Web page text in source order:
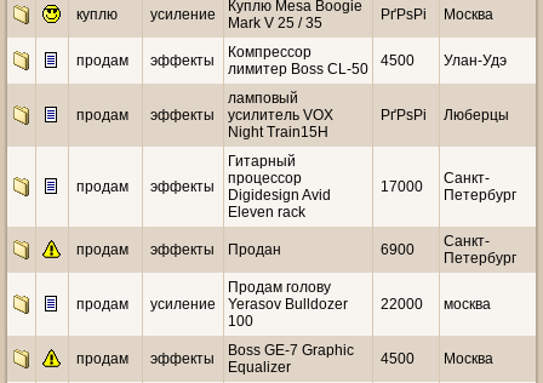
куплю усиление
Куплю Mesa Boogie
Mark V 25 / 35
РґРѕРі Москва
продам эффекты
Компрессор
лимитер Boss CL-50
4500 Улан-Удэ
продам эффекты
ламповый
усилитель VOX
Night Train15H
РґРѕРі Люберцы
продам эффекты
Гитарный
процессор
Digidesign Avid
Eleven rack
17000
Санкт-
Петербург
продам эффекты Продан 6900
Санкт-
Петербург
продам усиление
Продам голову
Yerasov Bulldozer
100
22000 москва
продам эффекты
Boss GE-7 Graphic
Equalizer
4500 Москва